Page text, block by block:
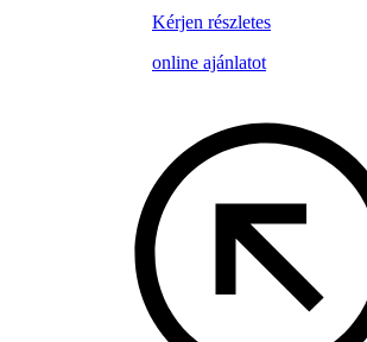
Kérjen részletes
online ajánlatot